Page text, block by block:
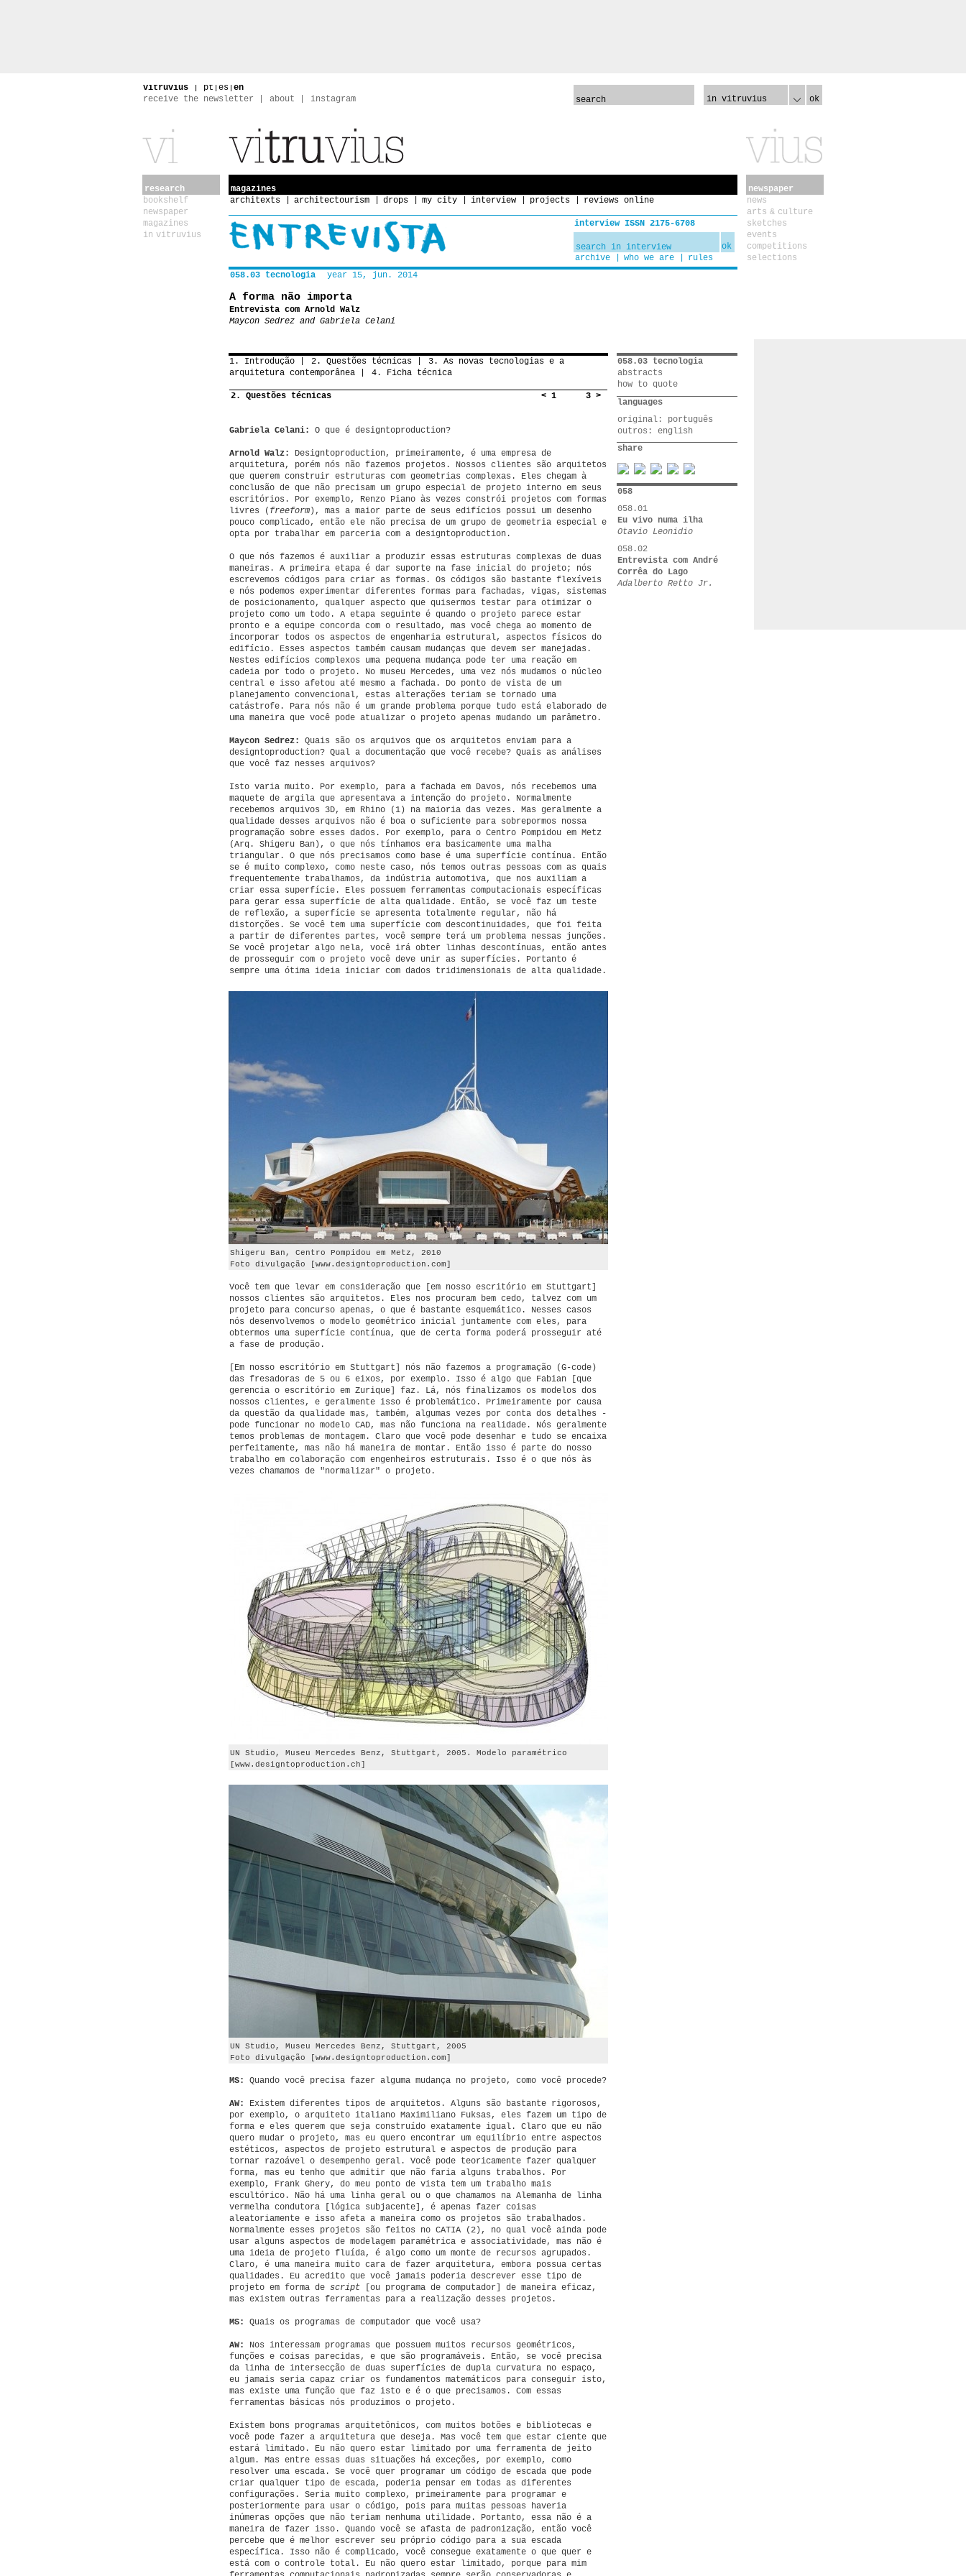
vitruvius | pt | es | en
receive the newsletter
about instagram in vitruvius ok
research
bookshelf
newspaper
magazines
in vitruvius
magazines
architexts
architectourism drops my city interview projects reviews online
interview ISSN 2175-6708
ok
archive
who we are
rules
058.03 tecnologia
year 15, jun. 2014
A forma não importa
Entrevista com Arnold Walz
Maycon Sedrez and Gabriela Celani
1. Introdução 2. Questões técnicas
3. As novas tecnologias e a
arquitetura contemporânea
4. Ficha técnica
2. Questões técnicas < 1 3 >
Gabriela Celani: O que é designtoproduction?
Arnold Walz:
Designtoproduction, primeiramente, é uma empresa de
arquitetura, porém nós não fazemos projetos. Nossos clientes são arquitetos
que querem construir estruturas com geometrias complexas. Eles chegam à
conclusão de que não precisam um grupo especial de projeto interno em seus
escritórios. Por exemplo, Renzo Piano às vezes constrói projetos com formas
livres ( freeform ), mas a maior parte de seus edifícios possui um desenho
pouco complicado, então ele não precisa de um grupo de geometria especial e
opta por trabalhar em parceria com a designtoproduction.
O que nós fazemos é auxiliar a produzir essas estruturas complexas de duas
maneiras. A primeira etapa é dar suporte na fase inicial do projeto; nós
escrevemos códigos para criar as formas. Os códigos são bastante flexíveis
e nós podemos experimentar diferentes formas para fachadas, vigas, sistemas
de posicionamento, qualquer aspecto que quisermos testar para otimizar o
projeto como um todo. A etapa seguinte é quando o projeto parece estar
pronto e a equipe concorda com o resultado, mas você chega ao momento de
incorporar todos os aspectos de engenharia estrutural, aspectos físicos do
edifício. Esses aspectos também causam mudanças que devem ser manejadas.
Nestes edifícios complexos uma pequena mudança pode ter uma reação em
cadeia por todo o projeto. No museu Mercedes, uma vez nós mudamos o núcleo
central e isso afetou até mesmo a fachada. Do ponto de vista de um
planejamento convencional, estas alterações teriam se tornado uma
catástrofe. Para nós não é um grande problema porque tudo está elaborado de
uma maneira que você pode atualizar o projeto apenas mudando um parâmetro.
Maycon Sedrez:
Quais são os arquivos que os arquitetos enviam para a
designtoproduction? Qual a documentação que você recebe? Quais as análises
que você faz nesses arquivos?
Isto varia muito. Por exemplo, para a fachada em Davos, nós recebemos uma
maquete de argila que apresentava a intenção do projeto. Normalmente
recebemos arquivos 3D, em Rhino (1) na maioria das vezes. Mas geralmente a
qualidade desses arquivos não é boa o suficiente para sobrepormos nossa
programação sobre esses dados. Por exemplo, para o Centro Pompidou em Metz
(Arq. Shigeru Ban), o que nós tínhamos era basicamente uma malha
triangular. O que nós precisamos como base é uma superfície contínua. Então
se é muito complexo, como neste caso, nós temos outras pessoas com as quais
frequentemente trabalhamos, da indústria automotiva, que nos auxiliam a
criar essa superfície. Eles possuem ferramentas computacionais específicas
para gerar essa superfície de alta qualidade. Então, se você faz um teste
de reflexão, a superfície se apresenta totalmente regular, não há
distorções. Se você tem uma superfície com descontinuidades, que foi feita
a partir de diferentes partes, você sempre terá um problema nessas junções.
Se você projetar algo nela, você irá obter linhas descontínuas, então antes
de prosseguir com o projeto você deve unir as superfícies. Portanto é
sempre uma ótima ideia iniciar com dados tridimensionais de alta qualidade.
Shigeru Ban, Centro Pompidou em Metz, 2010
Foto divulgação [www.designtoproduction.com]
Você tem que levar em consideração que [em nosso escritório em Stuttgart]
nossos clientes são arquitetos. Eles nos procuram bem cedo, talvez com um
projeto para concurso apenas, o que é bastante esquemático. Nesses casos
nós desenvolvemos o modelo geométrico inicial juntamente com eles, para
obtermos uma superfície contínua, que de certa forma poderá prosseguir até
a fase de produção.
[Em nosso escritório em Stuttgart] nós não fazemos a programação (G-code)
das fresadoras de 5 ou 6 eixos, por exemplo. Isso é algo que Fabian [que
gerencia o escritório em Zurique] faz. Lá, nós finalizamos os modelos dos
nossos clientes, e geralmente isso é problemático. Primeiramente por causa
da questão da qualidade mas, também, algumas vezes por conta dos detalhes -
pode funcionar no modelo CAD, mas não funciona na realidade. Nós geralmente
temos problemas de montagem. Claro que você pode desenhar e tudo se encaixa
perfeitamente, mas não há maneira de montar. Então isso é parte do nosso
trabalho em colaboração com engenheiros estruturais. Isso é o que nós às
vezes chamamos de "normalizar" o projeto.
UN Studio, Museu Mercedes Benz, Stuttgart, 2005. Modelo paramétrico
[www.designtoproduction.ch]
UN Studio, Museu Mercedes Benz, Stuttgart, 2005
Foto divulgação [www.designtoproduction.com]
MS: Quando você precisa fazer alguma mudança no projeto, como você procede?
AW:
Existem diferentes tipos de arquitetos. Alguns são bastante rigorosos,
por exemplo, o arquiteto italiano Maximiliano Fuksas, eles fazem um tipo de
forma e eles querem que seja construído exatamente igual. Claro que eu não
quero mudar o projeto, mas eu quero encontrar um equilíbrio entre aspectos
estéticos, aspectos de projeto estrutural e aspectos de produção para
tornar razoável o desempenho geral. Você pode teoricamente fazer qualquer
forma, mas eu tenho que admitir que não faria alguns trabalhos. Por
exemplo, Frank Ghery, do meu ponto de vista tem um trabalho mais
escultórico. Não há uma linha geral ou o que chamamos na Alemanha de linha
vermelha condutora [lógica subjacente], é apenas fazer coisas
aleatoriamente e isso afeta a maneira como os projetos são trabalhados.
Normalmente esses projetos são feitos no CATIA (2), no qual você ainda pode
usar alguns aspectos de modelagem paramétrica e associatividade, mas não é
uma ideia de projeto fluída, é algo como um monte de recursos agrupados.
Claro, é uma maneira muito cara de fazer arquitetura, embora possua certas
qualidades. Eu acredito que você jamais poderia descrever esse tipo de
projeto em forma de script [ou programa de computador] de maneira eficaz,
mas existem outras ferramentas para a realização desses projetos.
MS: Quais os programas de computador que você usa?
AW:
Nos interessam programas que possuem muitos recursos geométricos,
funções e coisas parecidas, e que são programáveis. Então, se você precisa
da linha de intersecção de duas superfícies de dupla curvatura no espaço,
eu jamais seria capaz criar os fundamentos matemáticos para conseguir isto,
mas existe uma função que faz isto e é o que precisamos. Com essas
ferramentas básicas nós produzimos o projeto.
Existem bons programas arquitetônicos, com muitos botões e bibliotecas e
você pode fazer a arquitetura que deseja. Mas você tem que estar ciente que
estará limitado. Eu não quero estar limitado por uma ferramenta de jeito
algum. Mas entre essas duas situações há exceções, por exemplo, como
resolver uma escada. Se você quer programar um código de escada que pode
criar qualquer tipo de escada, poderia pensar em todas as diferentes
configurações. Seria muito complexo, primeiramente para programar e
posteriormente para usar o código, pois para muitas pessoas haveria
inúmeras opções que não teriam nenhuma utilidade. Portanto, essa não é a
maneira de fazer isso. Quando você se afasta de padronização, então você
percebe que é melhor escrever seu próprio código para a sua escada
específica. Isso não é complicado, você consegue exatamente o que quer e
está com o controle total. Eu não quero estar limitado, porque para mim
058.03 tecnologia
abstracts
how to quote
languages
original: português
outros: english
share
058
058.01
Eu vivo numa ilha
Otavio Leonidio
058.02
Entrevista com André
Corrêa do Lago
Adalberto Retto Jr.
newspaper
news
arts & culture
sketches
events
competitions
selections